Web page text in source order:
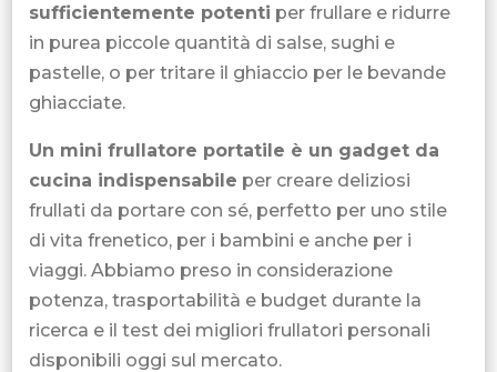
sufficientemente potenti per frullare e ridurre
in purea piccole quantità di salse, sughi e
pastelle, o per tritare il ghiaccio per le bevande
ghiacciate.
Un mini frullatore portatile è un gadget da
cucina indispensabile per creare deliziosi
frullati da portare con sé, perfetto per uno stile
di vita frenetico, per i bambini e anche per i
viaggi. Abbiamo preso in considerazione
potenza, trasportabilità e budget durante la
ricerca e il test dei migliori frullatori personali
disponibili oggi sul mercato.